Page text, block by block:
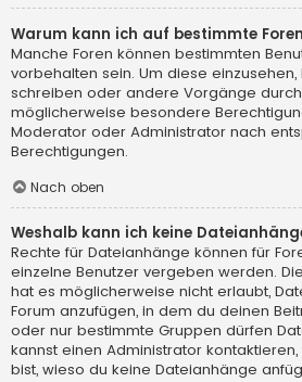
Warum kann ich auf bestimmte
Manche Foren können bestimmten
vorbehalten sein. Um diese einzusehen,
schreiben oder andere Vorgänge
möglicherweise besondere
Moderator oder Administrator nach
Berechtigungen.
Nach oben
Weshalb kann ich keine
Rechte für Dateianhänge können für
einzelne Benutzer vergeben werden.
hat es möglicherweise nicht erlaubt,
Forum anzufügen, in dem du deinen
oder nur bestimmte Gruppen dürfen
kannst einen Administrator
bist, wieso du keine Dateianhänge